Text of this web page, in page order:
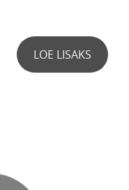
LOE LISAKS